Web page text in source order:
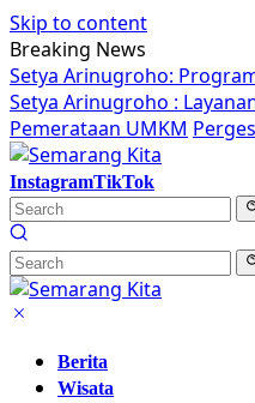
Skip to content
Breaking News
Setya Arinugroho:
Setya Arinugroho :
Pemerataan UMKM
InstagramTikTok
Berita
Wisata